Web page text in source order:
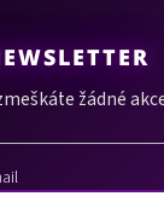
žádné